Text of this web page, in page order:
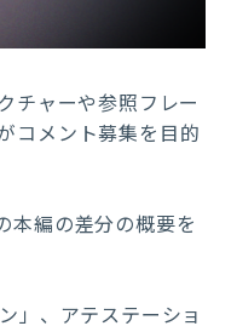
チャーや参照フレー
コメント募集を目的
本編の差分の概要を
」、アテステーショ